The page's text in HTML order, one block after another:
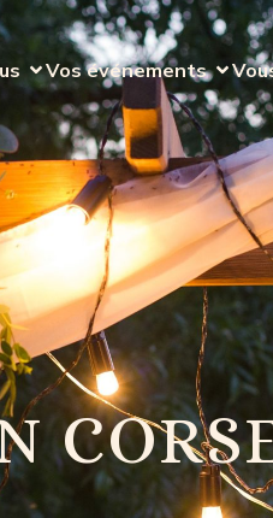
Vos événements